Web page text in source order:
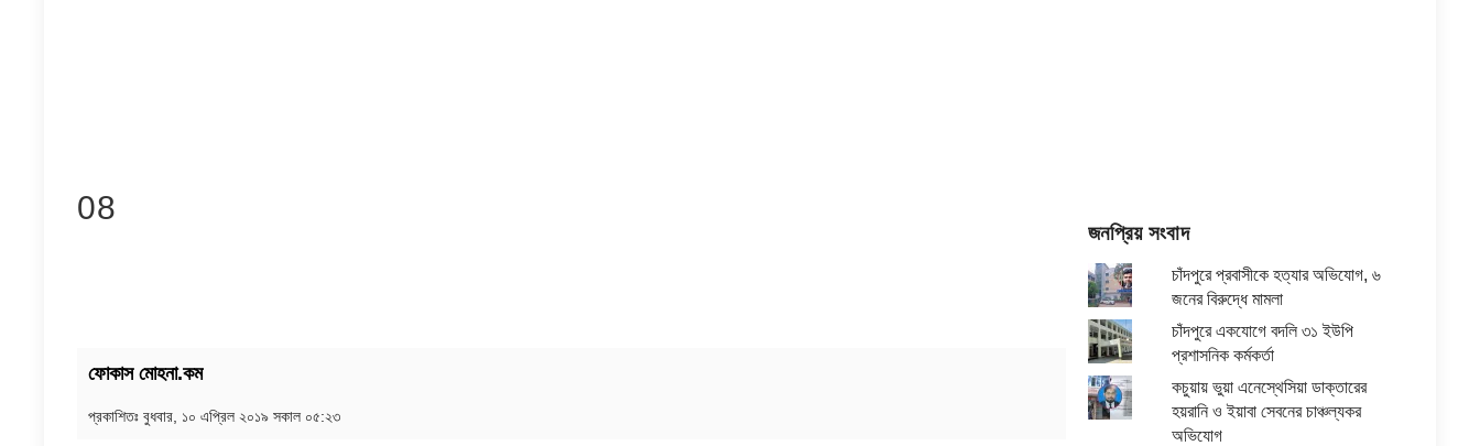
08
ফোকাস মোহনা.কম
প্রকাশিতঃ বুধবার, ১০ এপ্রিল ২০১৯ সকাল ০৫:২৩
জনপ্রিয় সংবাদ
চাঁদপুরে প্রবাসীকে হত্যার অভিযোগ, ৬
জনের বিরুদ্ধে মামলা
চাঁদপুরে একযোগে বদলি ৩১ ইউপি
প্রশাসনিক কর্মকর্তা
কচুয়ায় ভুয়া এনেস্থেসিয়া ডাক্তারের
হয়রানি ও ইয়াবা সেবনের চাঞ্চল্যকর
অভিযোগ